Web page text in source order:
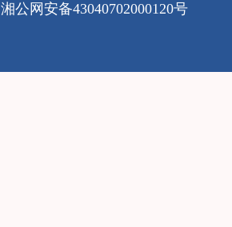
湘公网安备43040702000120号